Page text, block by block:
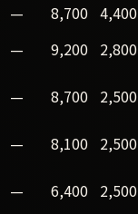
— 8,700 4,400
— 9,200 2,800
— 8,700 2,500
— 8,100 2,500
— 6,400 2,500